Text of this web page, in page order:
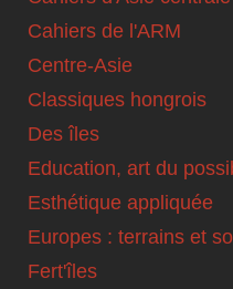
Cahiers de l'ARM
Centre-Asie
Classiques hongrois
Des îles
Education, art du
Esthétique appliquée
Europes : terrains et
Fert'îles